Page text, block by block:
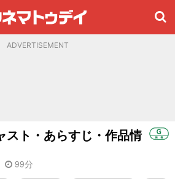
ADVERTISEMENT
スト・あらすじ・作品情
99分